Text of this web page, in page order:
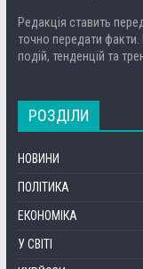
Редакція ставить
точно передати факти.
подій, тенденцій та
РОЗДІЛИ
НОВИНИ
ПОЛІТИКА
ЕКОНОМІКА
У СВІТІ